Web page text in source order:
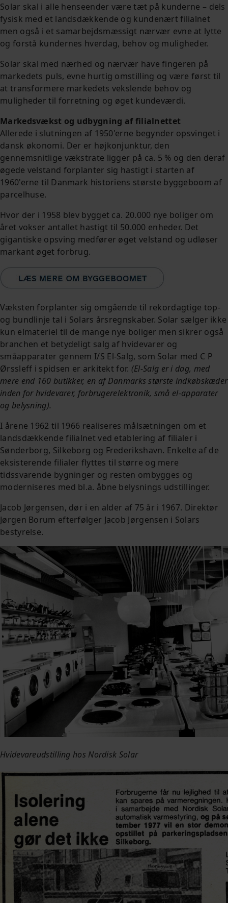
Solar skal i alle henseender være tæt på kunderne – dels
fysisk med et landsdækkende og kundenært filialnet
men også i et samarbejdsmæssigt nærvær evne at lytte
og forstå kundernes hverdag, behov og muligheder.
Solar skal med nærhed og nærvær have fingeren på
markedets puls, evne hurtig omstilling og være først til
at transformere markedets vekslende behov og
muligheder til forretning og øget kundeværdi.
Markedsvækst og udbygning af filialnettet
Allerede i slutningen af 1950'erne begynder opsvinget i
dansk økonomi. Der er højkonjunktur, den
gennemsnitlige vækstrate ligger på ca. 5 % og den deraf
øgede velstand forplanter sig hastigt i starten af
1960'erne til Danmark historiens største byggeboom af
parcelhuse.
Hvor der i 1958 blev bygget ca. 20.000 nye boliger om
året vokser antallet hastigt til 50.000 enheder. Det
gigantiske opsving medfører øget velstand og udløser
markant øget forbrug.
Væksten forplanter sig omgående til rekordagtige top-
og bundlinje tal i Solars årsregnskaber. Solar sælger ikke
kun elmateriel til de mange nye boliger men sikrer også
branchen et betydeligt salg af hvidevarer og
småapparater gennem I/S El-Salg, som Solar med C P
Ørssleff i spidsen er arkitekt for. (El-Salg er i dag, med
mere end 160 butikker, en af Danmarks største indkøbskæder
inden for hvidevarer, forbrugerelektronik, små el-apparater
og belysning).
I årene 1962 til 1966 realiseres målsætningen om et
landsdækkende filialnet ved etablering af filialer i
Sønderborg, Silkeborg og Frederikshavn. Enkelte af de
eksisterende filialer flyttes til større og mere
tidssvarende bygninger og resten ombygges og
moderniseres med bl.a. åbne belysnings udstillinger.
Jacob Jørgensen, dør i en alder af 75 år i 1967. Direktør
Jørgen Borum efterfølger Jacob Jørgensen i Solars
bestyrelse.
Hvidevareudstilling hos Nordisk Solar